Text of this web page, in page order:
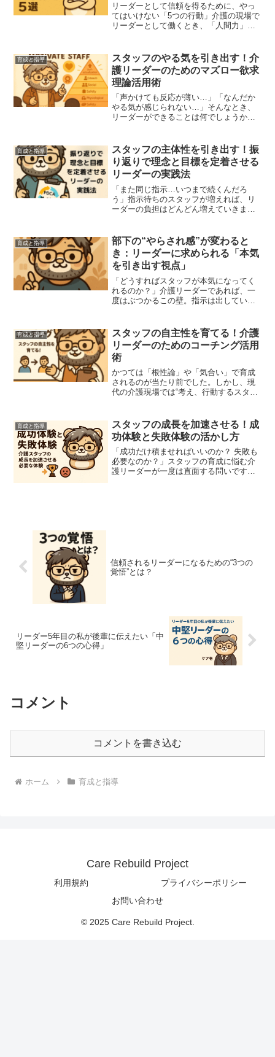
リーダーとして信頼を得るために、やっ
てはいけない「5つの行動」介護の現場で
リーダーとして働くとき、「人間力」＝
苦い経験をもとに、「リーダーとしてや
ってはいけない行動」...
育成と指導
スタッフのやる気を引き出す！介
護リーダーのためのマズロー欲求
理論活用術
「声かけても反応が薄い…」「なんだか
やる気が感じられない…」そんなとき、
リーダーができることは何でしょうか？
として高められるものです。今回は、介
護リーダーが現場で...
育成と指導
スタッフの主体性を引き出す！振
り返りで理念と目標を定着させる
リーダーの実践法
「また同じ指示…いつまで続くんだろ
う」指示待ちのスタッフが増えれば、リ
ーダーの負担はどんどん増えていきま
化は起きません。そんなとき、力を発揮
するのが“振り返り”の仕組...
育成と指導
部下の“やらされ感”が変わると
き：リーダーに求められる「本気
を引き出す視点」
「どうすればスタッフが本気になってく
れるのか？」介護リーダーであれば、一
度はぶつかるこの壁。指示は出してい
されていた一人です。でも、ある視点を
持つことで、スタッフが自...
育成と指導
スタッフの自主性を育てる！介護
リーダーのためのコーチング活用
術
かつては「根性論」や「気合い」で育成
されるのが当たり前でした。しかし、現
代の介護現場では“考え、行動するスタッ
スタッフが自主的に動けるようになるた
めに、 介護リーダー...
育成と指導
スタッフの成長を加速させる！成
功体験と失敗体験の活かし方
「成功だけ積ませればいいのか？ 失敗も
必要なのか？」スタッフの育成に悩む介
護リーダーが一度は直面する問いです。
信頼されるリーダーになるための“3つの
覚悟”とは？
リーダー5年目の私が後輩に伝えたい「中
堅リーダーの6つの心得」
コメント
コメントを書き込む
ホーム 育成と指導
Care Rebuild Project
利用規約
プライバシーポリシー
お問い合わせ
© 2025 Care Rebuild Project.